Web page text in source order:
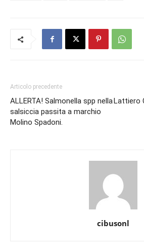
Articolo precedente
ALLERTA! Salmonella spp nella
salsiccia passita a marchio
Molino Spadoni.
Lattiero
cibusonl